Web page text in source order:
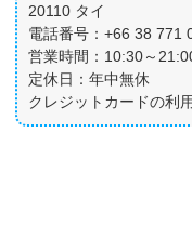
20110 タイ
電話番号：+66 38 771
営業時間：10:30～
定休日：年中無休
クレジットカードの利